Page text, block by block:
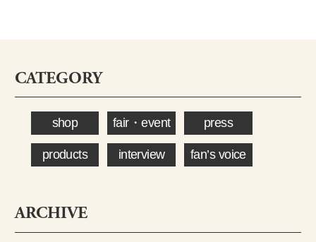
CATEGORY
shop fair・event press
products interview fan’s voice
ARCHIVE